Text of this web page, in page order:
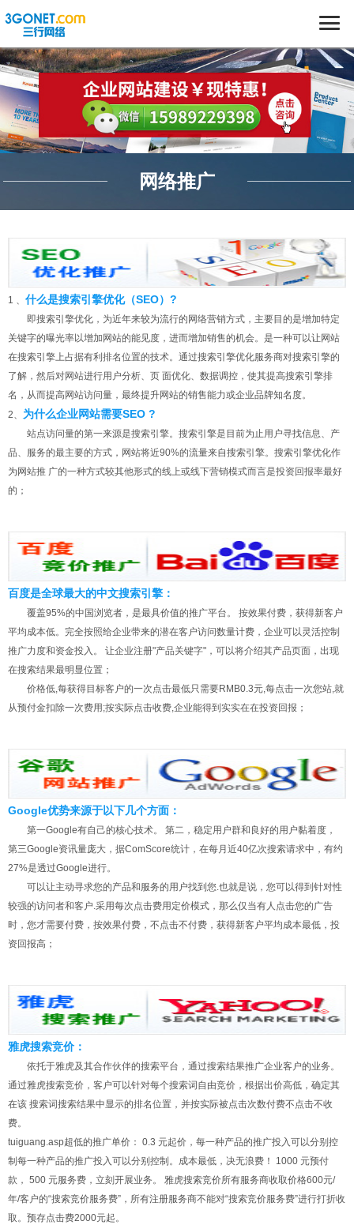
网络推广
1 、 什么是搜索引擎优化（SEO）?
即搜索引擎优化，为近年来较为流行的网络营销方式，主要目的是增加特定
关键字的曝光率以增加网站的能见度，进而增加销售的机会。是一种可以让网站
在搜索引擎上占据有利排名位置的技术。通过搜索引擎优化服务商对搜索引擎的
了解，然后对网站进行用户分析、页 面优化、数据调控，使其提高搜索引擎排
名，从而提高网站访问量，最终提升网站的销售能力或企业品牌知名度。
2、 为什么企业网站需要SEO ?
站点访问量的第一来源是搜索引擎。搜索引擎是目前为止用户寻找信息、产
品、服务的最主要的方式，网站将近90%的流量来自搜索引擎。搜索引擎优化作
为网站推 广的一种方式较其他形式的线上或线下营销模式而言是投资回报率最好
的；
百度是全球最大的中文搜索引擎：
覆盖95%的中国浏览者，是最具价值的推广平台。 按效果付费，获得新客户
平均成本低。完全按照给企业带来的潜在客户访问数量计费，企业可以灵活控制
推广力度和资金投入。 让企业注册"产品关键字"，可以将介绍其产品页面，出现
在搜索结果最明显位置；
价格低,每获得目标客户的一次点击最低只需要RMB0.3元,每点击一次您站,就
从预付金扣除一次费用;按实际点击收费,企业能得到实实在在投资回报；
Google优势来源于以下几个方面：
第一Google有自己的核心技术。 第二，稳定用户群和良好的用户黏着度，
第三Google资讯量庞大，据ComScore统计，在每月近40亿次搜索请求中，有约
27%是透过Google进行。
可以让主动寻求您的产品和服务的用户找到您.也就是说，您可以得到针对性
较强的访问者和客户.采用每次点击费用定价模式，那么仅当有人点击您的广告
时，您才需要付费，按效果付费，不点击不付费，获得新客户平均成本最低，投
资回报高；
雅虎搜索竞价：
依托于雅虎及其合作伙伴的搜索平台，通过搜索结果推广企业客户的业务。
通过雅虎搜索竞价，客户可以针对每个搜索词自由竞价，根据出价高低，确定其
在该 搜索词搜索结果中显示的排名位置，并按实际被点击次数付费不点击不收
费。
tuiguang.asp超低的推广单价： 0.3 元起价，每一种产品的推广投入可以分别控
制每一种产品的推广投入可以分别控制。成本最低，决无浪费！ 1000 元预付
款， 500 元服务费，立刻开展业务。 雅虎搜索竞价所有服务商收取价格600元/
年/客户的“搜索竞价服务费”，所有注册服务商不能对“搜索竞价服务费”进行打折收
取。预存点击费2000元起。